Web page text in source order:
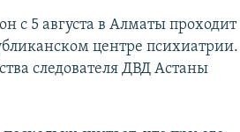
с 5 августа в Алматы проходит
центре психиатрии.
следователя ДВД Астаны